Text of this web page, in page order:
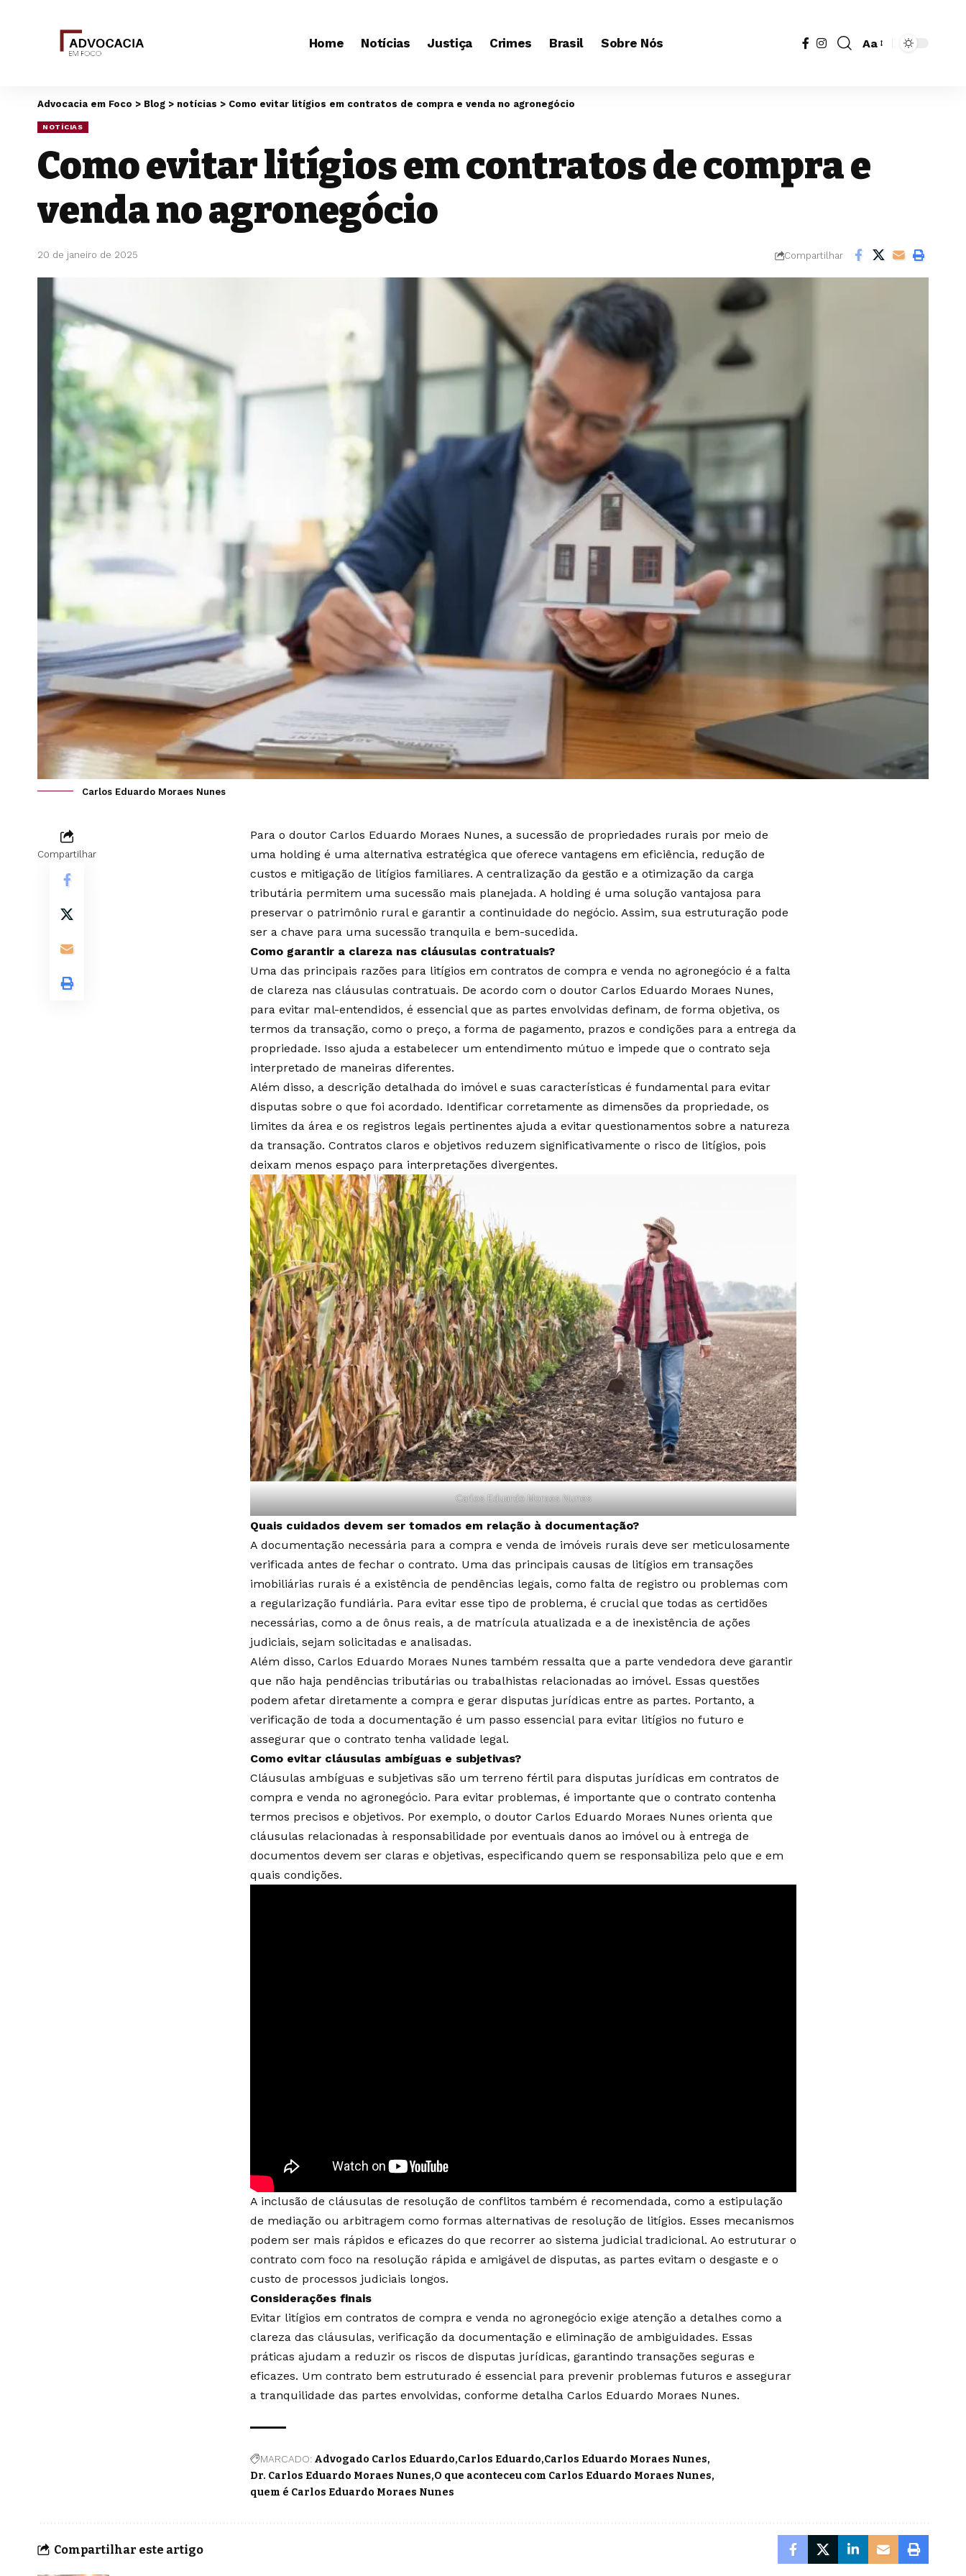
Home Notícias Justiça Crimes Brasil Sobre Nós
Redimensionador
Aa
Advocacia em Foco > Blog > notícias > Como evitar litígios em contratos de compra e venda no agronegócio
NOTÍCIAS
Como evitar litígios em contratos de compra e
venda no agronegócio
20 de janeiro de 2025 Compartilhar
Carlos Eduardo Moraes Nunes
Compartilhar
Para o doutor Carlos Eduardo Moraes Nunes, a sucessão de propriedades rurais por meio de
uma holding é uma alternativa estratégica que oferece vantagens em eficiência, redução de
custos e mitigação de litígios familiares. A centralização da gestão e a otimização da carga
tributária permitem uma sucessão mais planejada. A holding é uma solução vantajosa para
preservar o patrimônio rural e garantir a continuidade do negócio. Assim, sua estruturação pode
ser a chave para uma sucessão tranquila e bem-sucedida.
Como garantir a clareza nas cláusulas contratuais?
Uma das principais razões para litígios em contratos de compra e venda no agronegócio é a falta
de clareza nas cláusulas contratuais. De acordo com o doutor Carlos Eduardo Moraes Nunes,
para evitar mal-entendidos, é essencial que as partes envolvidas definam, de forma objetiva, os
termos da transação, como o preço, a forma de pagamento, prazos e condições para a entrega da
propriedade. Isso ajuda a estabelecer um entendimento mútuo e impede que o contrato seja
interpretado de maneiras diferentes.
Além disso, a descrição detalhada do imóvel e suas características é fundamental para evitar
disputas sobre o que foi acordado. Identificar corretamente as dimensões da propriedade, os
limites da área e os registros legais pertinentes ajuda a evitar questionamentos sobre a natureza
da transação. Contratos claros e objetivos reduzem significativamente o risco de litígios, pois
deixam menos espaço para interpretações divergentes.
Carlos Eduardo Moraes Nunes
Quais cuidados devem ser tomados em relação à documentação?
A documentação necessária para a compra e venda de imóveis rurais deve ser meticulosamente
verificada antes de fechar o contrato. Uma das principais causas de litígios em transações
imobiliárias rurais é a existência de pendências legais, como falta de registro ou problemas com
a regularização fundiária. Para evitar esse tipo de problema, é crucial que todas as certidões
necessárias, como a de ônus reais, a de matrícula atualizada e a de inexistência de ações
judiciais, sejam solicitadas e analisadas.
Além disso, Carlos Eduardo Moraes Nunes também ressalta que a parte vendedora deve garantir
que não haja pendências tributárias ou trabalhistas relacionadas ao imóvel. Essas questões
podem afetar diretamente a compra e gerar disputas jurídicas entre as partes. Portanto, a
verificação de toda a documentação é um passo essencial para evitar litígios no futuro e
assegurar que o contrato tenha validade legal.
Como evitar cláusulas ambíguas e subjetivas?
Cláusulas ambíguas e subjetivas são um terreno fértil para disputas jurídicas em contratos de
compra e venda no agronegócio. Para evitar problemas, é importante que o contrato contenha
termos precisos e objetivos. Por exemplo, o doutor Carlos Eduardo Moraes Nunes orienta que
cláusulas relacionadas à responsabilidade por eventuais danos ao imóvel ou à entrega de
documentos devem ser claras e objetivas, especificando quem se responsabiliza pelo que e em
quais condições.
A inclusão de cláusulas de resolução de conflitos também é recomendada, como a estipulação
de mediação ou arbitragem como formas alternativas de resolução de litígios. Esses mecanismos
podem ser mais rápidos e eficazes do que recorrer ao sistema judicial tradicional. Ao estruturar o
contrato com foco na resolução rápida e amigável de disputas, as partes evitam o desgaste e o
custo de processos judiciais longos.
Considerações finais
Evitar litígios em contratos de compra e venda no agronegócio exige atenção a detalhes como a
clareza das cláusulas, verificação da documentação e eliminação de ambiguidades. Essas
práticas ajudam a reduzir os riscos de disputas jurídicas, garantindo transações seguras e
eficazes. Um contrato bem estruturado é essencial para prevenir problemas futuros e assegurar
a tranquilidade das partes envolvidas, conforme detalha Carlos Eduardo Moraes Nunes.
MARCADO: Advogado Carlos Eduardo Carlos Eduardo Carlos Eduardo Moraes Nunes
Dr. Carlos Eduardo Moraes Nunes O que aconteceu com Carlos Eduardo Moraes Nunes
quem é Carlos Eduardo Moraes Nunes
Compartilhar este artigo